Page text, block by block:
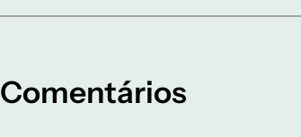
Comentários